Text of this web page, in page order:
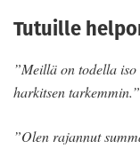
Tutuille
”Meillä on todella
harkitsen tarkemmin.”
”Olen rajannut